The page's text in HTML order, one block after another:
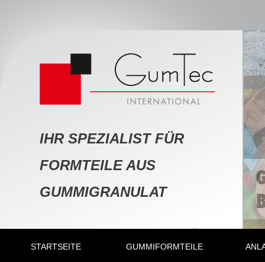
IHR SPEZIALIST FÜR
FORMTEILE AUS
GUMMIGRANULAT
STARTSEITE GUMMIFORMTEILE